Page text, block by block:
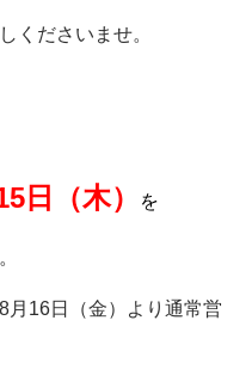
くださいませ。
日（木） を
月16日（金）より通常営